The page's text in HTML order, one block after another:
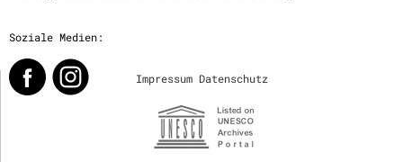
Soziale Medien:
Impressum Datenschutz